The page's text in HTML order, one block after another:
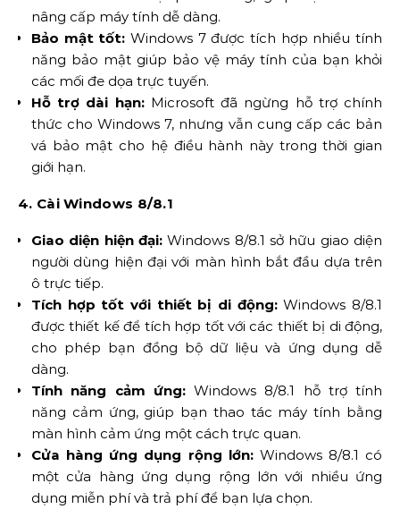
nâng cấp máy tính dễ dàng.
Bảo mật tốt: Windows 7 được tích hợp nhiều tính
năng bảo mật giúp bảo vệ máy tính của bạn khỏi
các mối đe dọa trực tuyến.
Hỗ trợ dài hạn:Microsoft đã ngừng hỗ trợ chính
thức cho Windows 7, nhưng vẫn cung cấp các bản
vá bảo mật cho hệ điều hành này trong thời gian
giới hạn.
4. Cài Windows 8/8.1
Giao diện hiện đại: Windows 8/8.1 sở hữu giao diện
người dùng hiện đại với màn hình bắt đầu dựa trên
ô trực tiếp.
Tích hợp tốt với thiết bị di động:Windows 8/8.1
được thiết kế để tích hợp tốt với các thiết bị di động,
cho phép bạn đồng bộ dữ liệu và ứng dụng dễ
dàng.
Tính năng cảm ứng:Windows 8/8.1 hỗ trợ tính
năng cảm ứng, giúp bạn thao tác máy tính bằng
màn hình cảm ứng một cách trực quan.
Cửa hàng ứng dụng rộng lớn:Windows 8/8.1 có
một cửa hàng ứng dụng rộng lớn với nhiều ứng
dụng miễn phí và trả phí để bạn lựa chọn.